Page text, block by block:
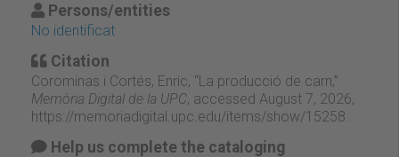
Persons/entities
No identificat
Citation
Corominas i Cortés, Enric, “La producció de carn,”
Memòria Digital de la UPC, accessed August 7, 2026,
https://memoriadigital.upc.edu/items/show/15258
Help us complete the cataloging